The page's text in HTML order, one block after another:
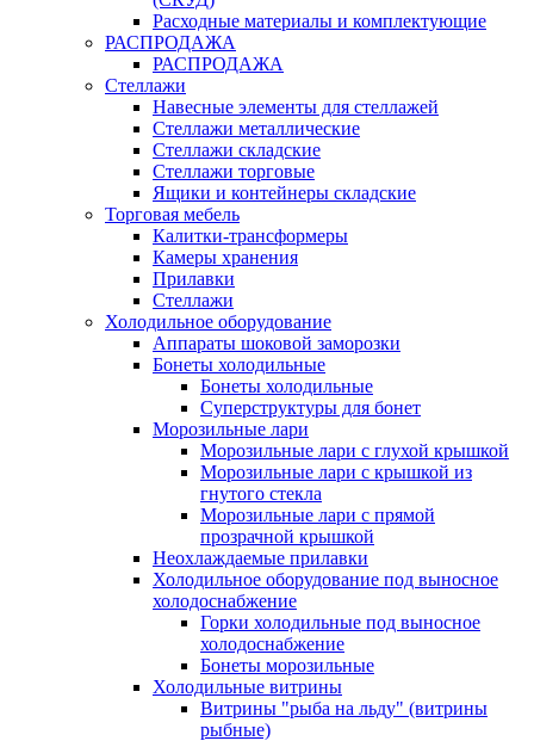
Расходные материалы и комплектующие
РАСПРОДАЖА
РАСПРОДАЖА
Стеллажи
Навесные элементы для стеллажей
Стеллажи металлические
Стеллажи складские
Стеллажи торговые
Ящики и контейнеры складские
Торговая мебель
Калитки-трансформеры
Камеры хранения
Прилавки
Стеллажи
Холодильное оборудование
Аппараты шоковой заморозки
Бонеты холодильные
Бонеты холодильные
Суперструктуры для бонет
Морозильные лари
Морозильные лари с глухой крышкой
Морозильные лари с крышкой из
гнутого стекла
Морозильные лари с прямой
прозрачной крышкой
Неохлаждаемые прилавки
Холодильное оборудование под выносное
холодоснабжение
Горки холодильные под выносное
холодоснабжение
Бонеты морозильные
Холодильные витрины
Витрины "рыба на льду" (витрины
рыбные)